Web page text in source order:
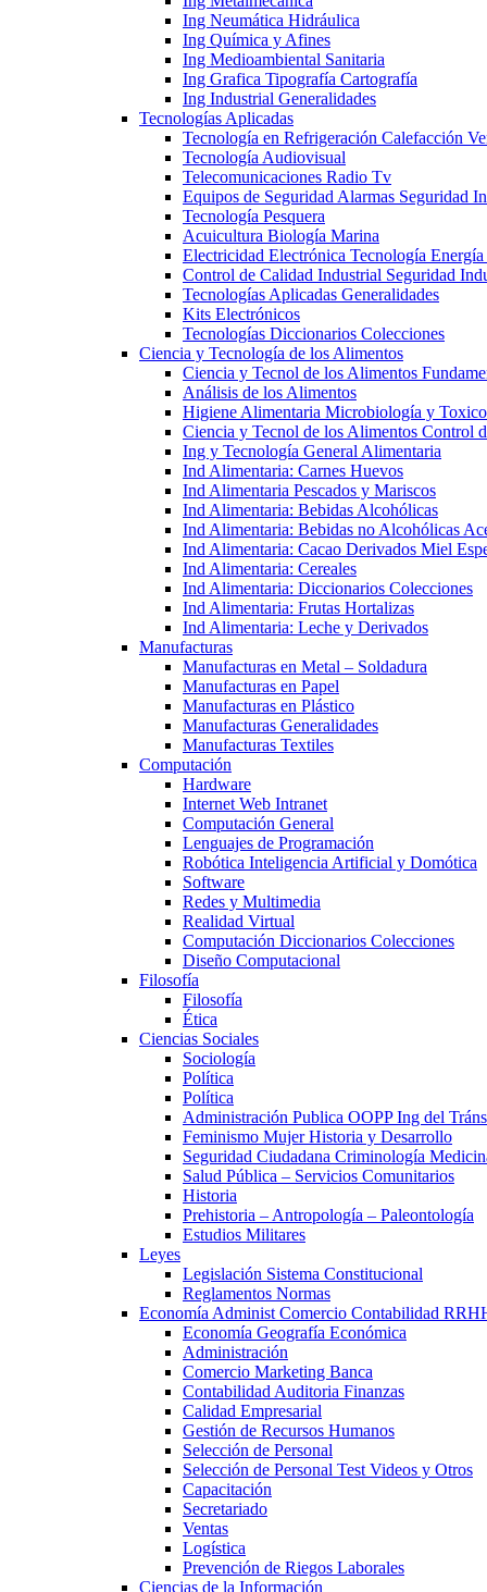
Ing Neumática Hidráulica
Ing Química y Afines
Ing Medioambiental Sanitaria
Ing Grafica Tipografía Cartografía
Ing Industrial Generalidades
Tecnologías Aplicadas
Tecnología en Refrigeración Calefacción
Tecnología Audiovisual
Telecomunicaciones Radio Tv
Equipos de Seguridad Alarmas Seguridad
Tecnología Pesquera
Acuicultura Biología Marina
Electricidad Electrónica Tecnología Energía
Control de Calidad Industrial Seguridad
Tecnologías Aplicadas Generalidades
Kits Electrónicos
Tecnologías Diccionarios Colecciones
Ciencia y Tecnología de los Alimentos
Ciencia y Tecnol de los Alimentos
Análisis de los Alimentos
Higiene Alimentaria Microbiología y
Ciencia y Tecnol de los Alimentos Control
Ing y Tecnología General Alimentaria
Ind Alimentaria: Carnes Huevos
Ind Alimentaria Pescados y Mariscos
Ind Alimentaria: Bebidas Alcohólicas
Ind Alimentaria: Bebidas no Alcohólicas
Ind Alimentaria: Cacao Derivados Miel
Ind Alimentaria: Cereales
Ind Alimentaria: Diccionarios Colecciones
Ind Alimentaria: Frutas Hortalizas
Ind Alimentaria: Leche y Derivados
Manufacturas
Manufacturas en Metal – Soldadura
Manufacturas en Papel
Manufacturas en Plástico
Manufacturas Generalidades
Manufacturas Textiles
Computación
Hardware
Internet Web Intranet
Computación General
Lenguajes de Programación
Robótica Inteligencia Artificial y Domótica
Software
Redes y Multimedia
Realidad Virtual
Computación Diccionarios Colecciones
Diseño Computacional
Filosofía
Filosofía
Ética
Ciencias Sociales
Sociología
Política
Política
Administración Publica OOPP Ing del
Feminismo Mujer Historia y Desarrollo
Seguridad Ciudadana Criminología
Salud Pública – Servicios Comunitarios
Historia
Prehistoria – Antropología – Paleontología
Estudios Militares
Leyes
Legislación Sistema Constitucional
Reglamentos Normas
Economía Administ Comercio Contabilidad
Economía Geografía Económica
Administración
Comercio Marketing Banca
Contabilidad Auditoria Finanzas
Calidad Empresarial
Gestión de Recursos Humanos
Selección de Personal
Selección de Personal Test Videos y Otros
Capacitación
Secretariado
Ventas
Logística
Prevención de Riegos Laborales
Ciencias de la Información